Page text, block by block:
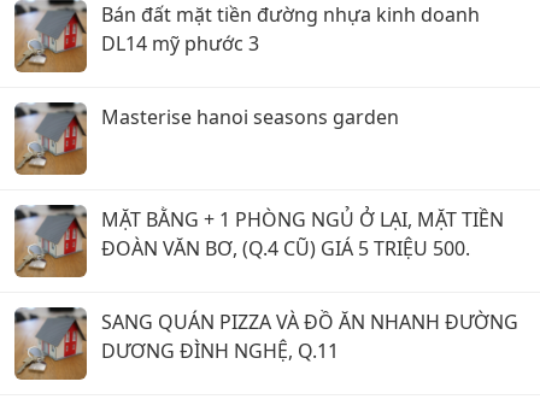
Bán đất mặt tiền đường nhựa kinh doanh
DL14 mỹ phước 3
Masterise hanoi seasons garden
MẶT BẰNG + 1 PHÒNG NGỦ Ở LẠI, MẶT TIỀN
ĐOÀN VĂN BƠ, (Q.4 CŨ) GIÁ 5 TRIỆU 500.
SANG QUÁN PIZZA VÀ ĐỒ ĂN NHANH ĐƯỜNG
DƯƠNG ĐÌNH NGHỆ, Q.11